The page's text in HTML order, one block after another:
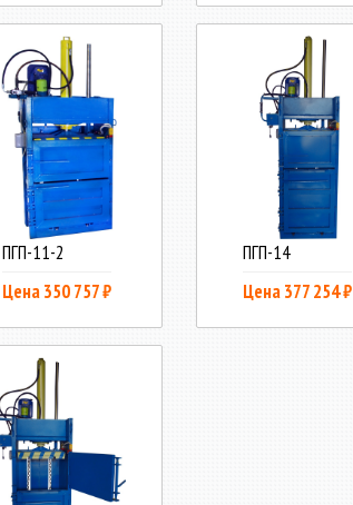
ПГП-11-2
Цена 350 757 ₽
ПГП-14
Цена 377 254 ₽